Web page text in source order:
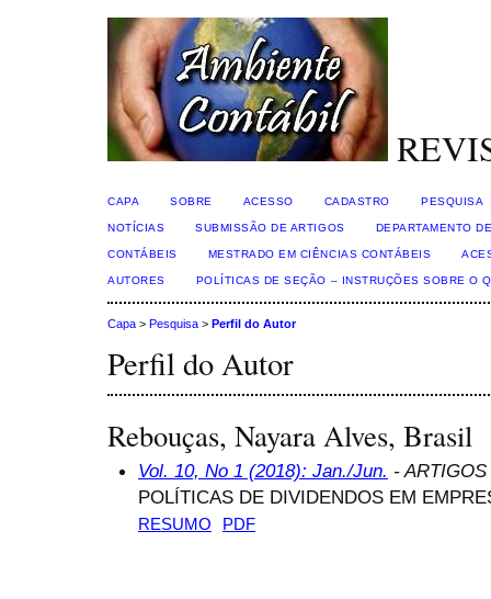
CAPA SOBRE ACESSO CADASTRO PESQUISA
NOTÍCIAS SUBMISSÃO DE ARTIGOS DEPARTAMENTO
CONTÁBEIS MESTRADO EM CIÊNCIAS CONTÁBEIS
AUTORES POLÍTICAS DE SEÇÃO – INSTRUÇÕES SOBRE O
Capa > Pesquisa > Perfil do Autor
Perfil do Autor
Rebouças, Nayara Alves, Brasil
Vol. 10, No 1 (2018): Jan./Jun. - ARTIGOS
POLÍTICAS DE DIVIDENDOS EM
RESUMO PDF